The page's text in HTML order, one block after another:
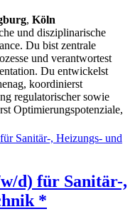
, Köln
und disziplinarische
Du bist zentrale
und verantwortest
Du entwickelst
koordinierst
regulatorischer sowie
Optimierungspotenziale,
d) für Sanitär-,
*